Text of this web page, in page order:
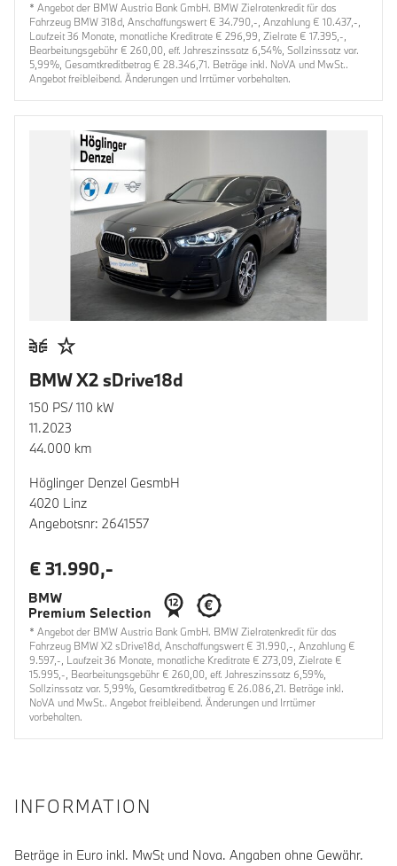
* Angebot der BMW Austria Bank GmbH. BMW Zielratenkredit für das
Fahrzeug BMW 318d, Anschaffungswert € 34.790,-, Anzahlung € 10.437,-,
Laufzeit 36 Monate, monatliche Kreditrate € 296,99, Zielrate € 17.395,-,
Bearbeitungsgebühr € 260,00, eff. Jahreszinssatz 6,54%, Sollzinssatz var.
5,99%, Gesamtkreditbetrag € 28.346,71. Beträge inkl. NoVA und MwSt..
Angebot freibleibend. Änderungen und Irrtümer vorbehalten.
BMW X2 sDrive18d
150 PS/ 110 kW
11.2023
44.000 km
Höglinger Denzel GesmbH
4020 Linz
Angebotsnr: 2641557
€ 31.990,-
* Angebot der BMW Austria Bank GmbH. BMW Zielratenkredit für das
Fahrzeug BMW X2 sDrive18d, Anschaffungswert € 31.990,-, Anzahlung €
9.597,-, Laufzeit 36 Monate, monatliche Kreditrate € 273,09, Zielrate €
15.995,-, Bearbeitungsgebühr € 260,00, eff. Jahreszinssatz 6,59%,
Sollzinssatz var. 5,99%, Gesamtkreditbetrag € 26.086,21. Beträge inkl.
NoVA und MwSt.. Angebot freibleibend. Änderungen und Irrtümer
vorbehalten.
INFORMATION
Beträge in Euro inkl. MwSt und Nova. Angaben ohne Gewähr.